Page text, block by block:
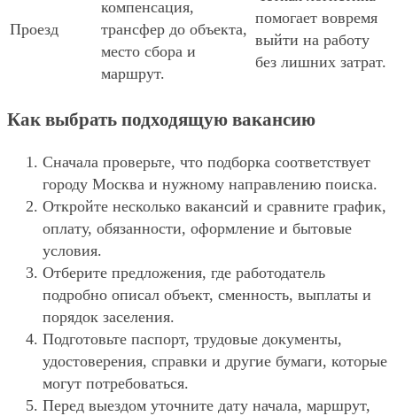
Проезд
компенсация,
трансфер до объекта,
место сбора и
маршрут.
помогает вовремя
выйти на работу
без лишних затрат.
Как выбрать подходящую вакансию
Сначала проверьте, что подборка соответствует
городу Москва и нужному направлению поиска.
Откройте несколько вакансий и сравните график,
оплату, обязанности, оформление и бытовые
условия.
Отберите предложения, где работодатель
подробно описал объект, сменность, выплаты и
порядок заселения.
Подготовьте паспорт, трудовые документы,
удостоверения, справки и другие бумаги, которые
могут потребоваться.
Перед выездом уточните дату начала, маршрут,